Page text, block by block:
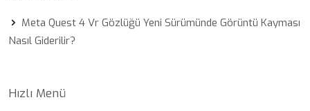
Meta Quest 4 Vr Gözlüğü Yeni Sürümünde Görüntü Kayması
Nasıl Giderilir?
Hızlı Menü